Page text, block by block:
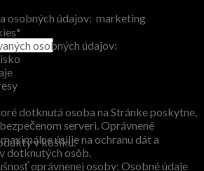
v košíku.
osobných údajov: marketing
osobných údajov:
dotknutá osoba na Stránke poskytne,
serveri. Oprávnené
úsilie na ochranu dát a
dotknutých osôb.
oprávnenej osoby: Osobné údaje